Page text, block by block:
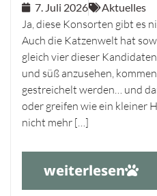
7. Juli 2026 Aktuelles
Ja, diese Konsorten gibt es
Auch die Katzenwelt hat
gleich vier dieser
und süß anzusehen,
gestreichelt werden… und
oder greifen wie ein kleiner
nicht mehr […]
weiterlesen